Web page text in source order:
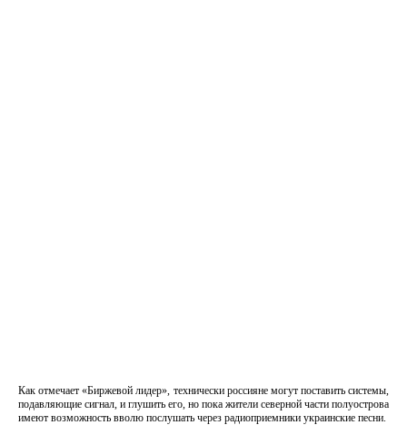
Как отмечает «Биржевой лидер», технически россияне могут поставить системы,
подавляющие сигнал, и глушить его, но пока жители северной части полуострова
имеют возможность вволю послушать через радиоприемники украинские песни.